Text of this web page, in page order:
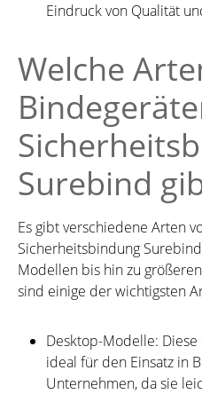
Eindruck von Qualität
Welche
Surebind
Es gibt verschiedene Arten
Sicherheitsbindung
Modellen bis hin zu
sind einige der wichtigsten
Desktop-Modelle:
ideal für den Einsatz in
Unternehmen, da sie